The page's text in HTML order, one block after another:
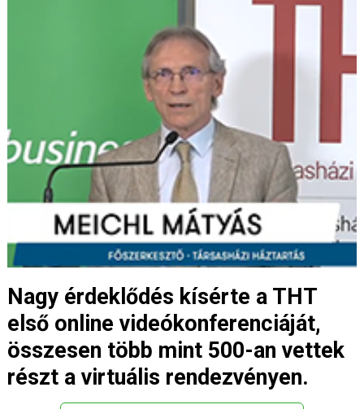
Nagy érdeklődés kísérte a THT
első online videókonferenciáját,
összesen több mint 500-an vettek
részt a virtuális rendezvényen.